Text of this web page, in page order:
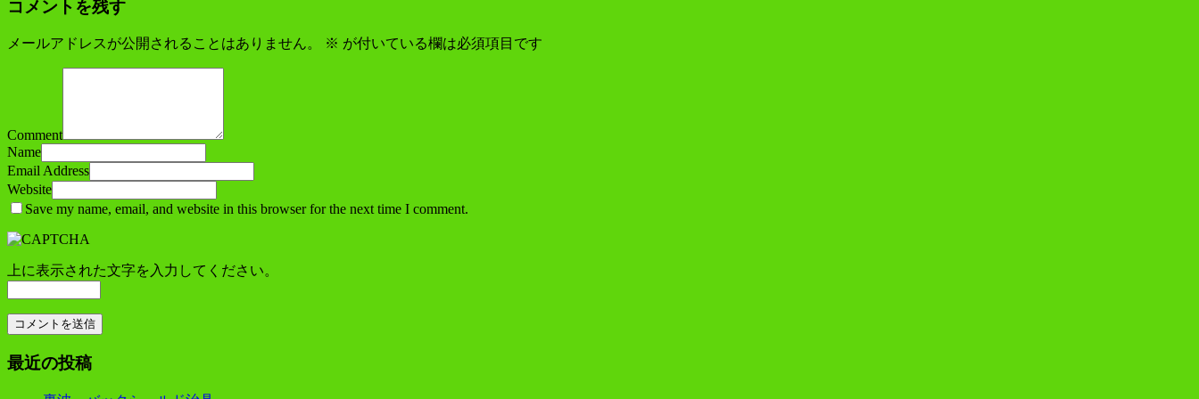
コメントを残す
メールアドレスが公開されることはありません。 ※ が付いている欄は必須項目です
Comment
Name
Email Address
Website
Save my name, email, and website in this browser for the next time I comment.
上に表示された文字を入力してください。
最近の投稿